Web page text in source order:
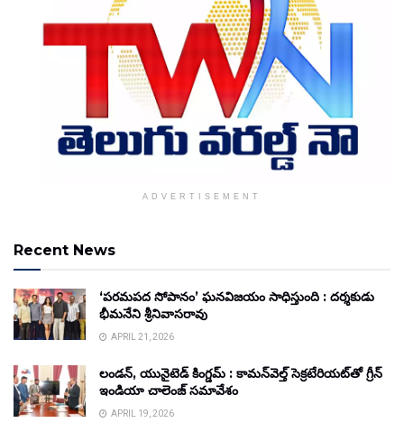
ADVERTISEMENT
Recent News
‘పరమపద సోపానం’ ఘనవిజయం సాధిస్తుంది : దర్శకుడు
భీమనేని శ్రీనివాసరావు
APRIL 21, 2026
లండన్, యునైటెడ్ కింగ్డమ్ : కామన్‌వెల్త్ సెక్రటేరియట్‌తో గ్రీన్
ఇండియా చాలెంజ్ సమావేశం
APRIL 19, 2026